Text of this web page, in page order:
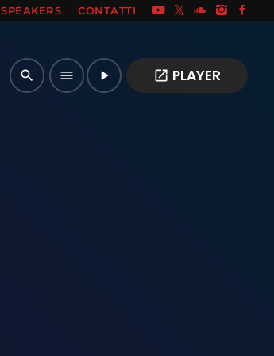
SPEAKERS CONTATTI
search menu play_arrow open_in_new PLAYER